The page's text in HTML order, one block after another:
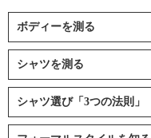
ボディーを測る
シャツを測る
シャツ選び「3つの法則」